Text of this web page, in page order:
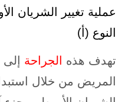
عملية تغيير الشريان
النوع (أ)
تهدف هذه الجراحة
المريض من خلال